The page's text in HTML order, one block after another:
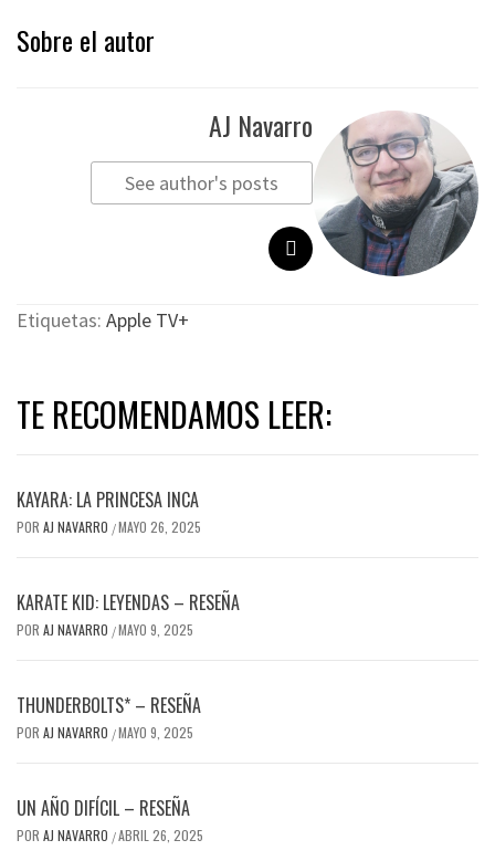
Sobre el autor
AJ Navarro
See author's posts
Etiquetas: Apple TV+
TE RECOMENDAMOS LEER:
KAYARA: LA PRINCESA INCA
POR AJ NAVARRO /MAYO 26, 2025
KARATE KID: LEYENDAS – RESEÑA
POR AJ NAVARRO /MAYO 9, 2025
THUNDERBOLTS* – RESEÑA
POR AJ NAVARRO /MAYO 9, 2025
UN AÑO DIFÍCIL – RESEÑA
POR AJ NAVARRO /ABRIL 26, 2025